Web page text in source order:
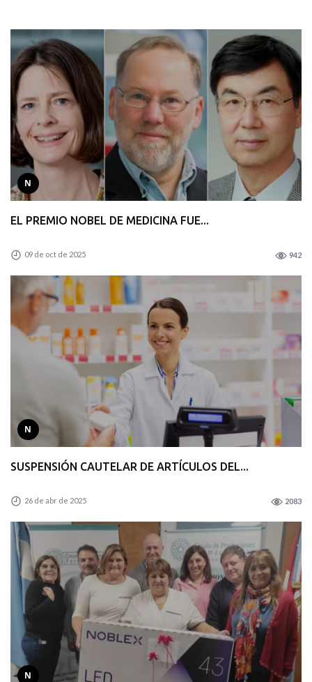
N
EL PREMIO NOBEL DE MEDICINA FUE...
09 de oct de 2025 942
N
SUSPENSIÓN CAUTELAR DE ARTÍCULOS DEL...
26 de abr de 2025 2083
N